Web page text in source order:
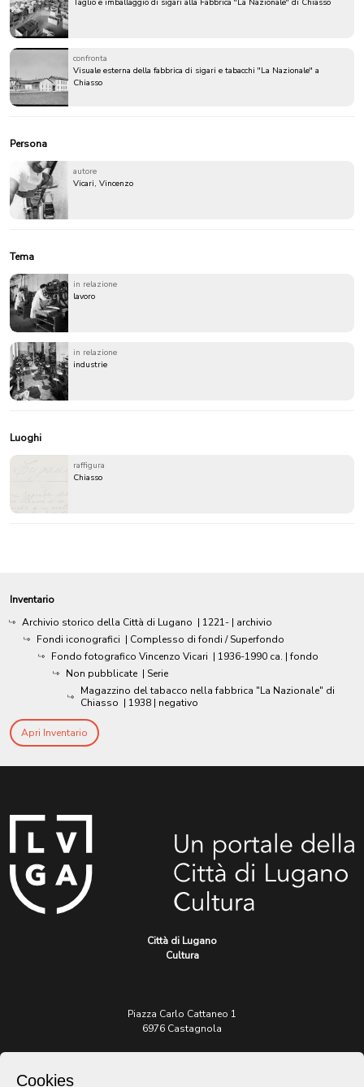
Taglio e imballaggio di sigari alla Fabbrica "La Nazionale" di Chiasso
confronta
Visuale esterna della fabbrica di sigari e tabacchi "La Nazionale" a
Chiasso
Persona
autore
Vicari, Vincenzo
Tema
in relazione
lavoro
in relazione
industrie
Luoghi
raffigura
Chiasso
Inventario
Archivio storico della Città di Lugano | 1221- | archivio
Fondi iconografici | Complesso di fondi / Superfondo
Fondo fotografico Vincenzo Vicari | 1936-1990 ca. | fondo
Non pubblicate | Serie
Magazzino del tabacco nella fabbrica "La Nazionale" di
Chiasso | 1938 | negativo
Apri Inventario
Città di Lugano
Cultura
Piazza Carlo Cattaneo 1
6976 Castagnola
Cookies